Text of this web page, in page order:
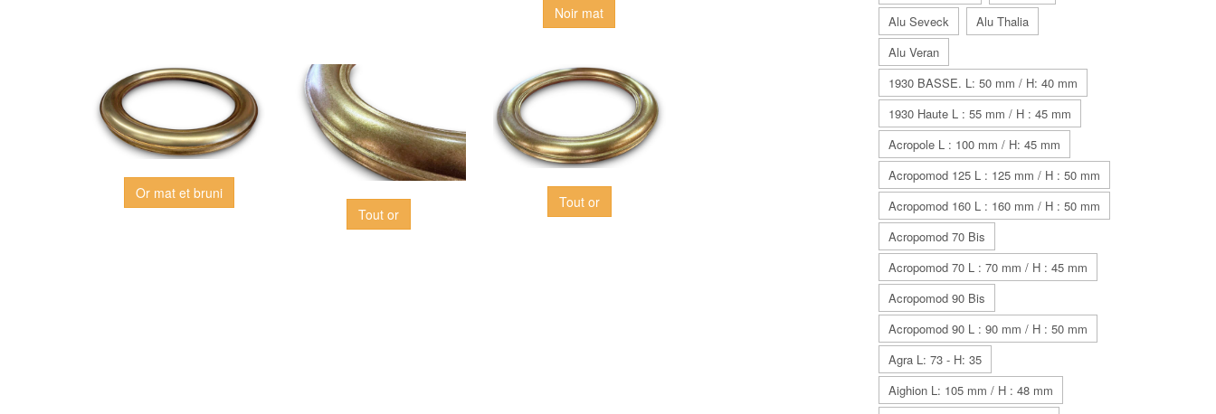
Noir mat
Or mat et bruni
Tout or
Tout or
Alu Seveck
Alu Thalia
Alu Veran
1930 BASSE. L: 50 mm / H: 40 mm
1930 Haute L : 55 mm / H : 45 mm
Acropole L : 100 mm / H: 45 mm
Acropomod 125 L : 125 mm / H : 50 mm
Acropomod 160 L : 160 mm / H : 50 mm
Acropomod 70 Bis
Acropomod 70 L : 70 mm / H : 45 mm
Acropomod 90 Bis
Acropomod 90 L : 90 mm / H : 50 mm
Agra L: 73 - H: 35
Aighion L: 105 mm / H : 48 mm